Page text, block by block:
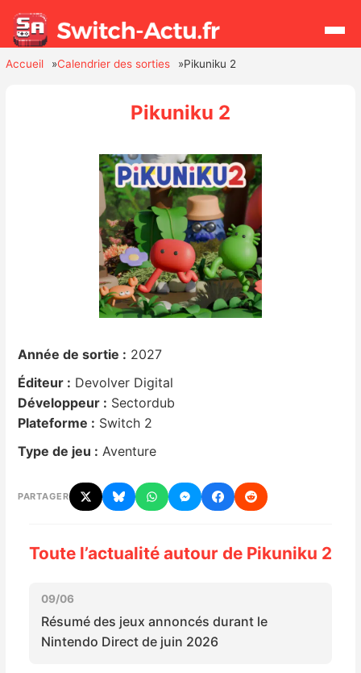
Hardware
Mises à jour
Chiffres de ventes
Rumeurs
Nintendo Direct
Tests de jeux
Autres tests
Previews
Précommandes
Accueil Calendrier des sorties Pikuniku 2
Pikuniku 2
Année de sortie : 2027
Éditeur : Devolver Digital
Développeur : Sectordub
Plateforme : Switch 2
Type de jeu : Aventure
PARTAGER
Toute l’actualité autour de Pikuniku 2
09/06
Résumé des jeux annoncés durant le
Nintendo Direct de juin 2026